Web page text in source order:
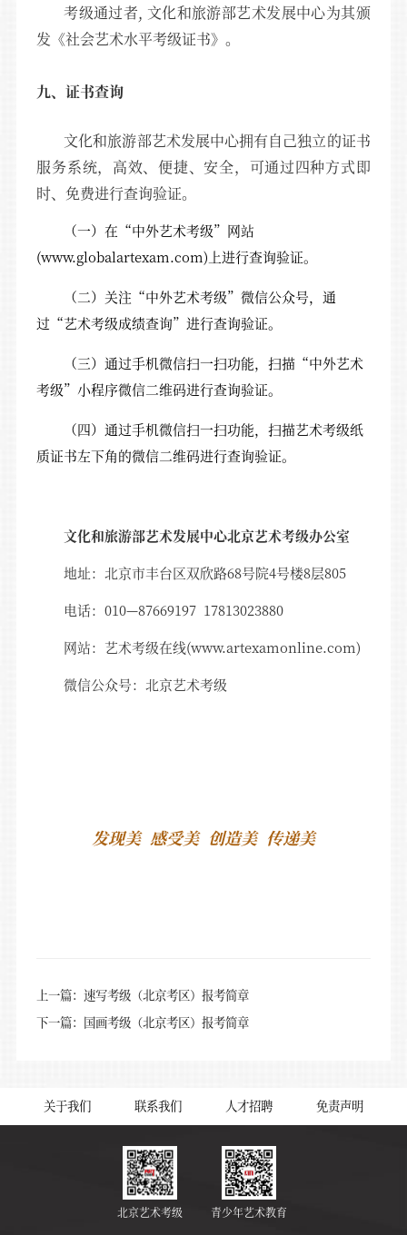
考级通过者, 文化和旅游部艺术发展中心为其颁
发《社会艺术水平考级证书》。
九、证书查询
文化和旅游部艺术发展中心拥有自己独立的证书
服务系统，高效、便捷、安全，可通过四种方式即
时、免费进行查询验证。
（一）在“中外艺术考级”网站
(www.globalartexam.com)上进行查询验证。
（二）关注“中外艺术考级”微信公众号，通
过“艺术考级成绩查询”进行查询验证。
（三）通过手机微信扫一扫功能，扫描“中外艺术
考级”小程序微信二维码进行查询验证。
（四）通过手机微信扫一扫功能，扫描艺术考级纸
质证书左下角的微信二维码进行查询验证。
文化和旅游部艺术发展中心北京艺术考级办公室
地址：北京市丰台区双欣路68号院4号楼8层805
电话：010—87669197 17813023880
网站：艺术考级在线(www.artexamonline.com)
微信公众号：北京艺术考级
发现美 感受美 创造美 传递美
上一篇：速写考级（北京考区）报考简章
下一篇：国画考级（北京考区）报考简章
关于我们 联系我们 人才招聘 免责声明
北京艺术考级 青少年艺术教育